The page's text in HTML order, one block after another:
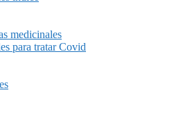
medicinales
para tratar Covid